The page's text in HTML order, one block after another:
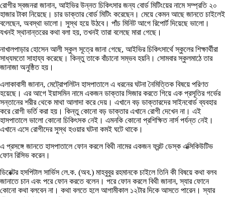
রোগীর স্বজনরা জানান, আইভির উন্নত চিকিৎসার জন্য বোর্ড মিটিংয়ের নামে সম্প্রতি ২০
হাজার টাকা নিয়েছে। চার ডাক্তার বোর্ড মিটিং করেছেন। মেয়ে কেমন আছে জানতে চাইলেই
বলেছেন, অবস্থা ভালো। সুস্থ হয়ে উঠবে। পাঁচ মিনিট আগে রিপোর্ট দিয়েছে ভালো।
যখনই স্থানান্তরের কথা বলা হয়, তখনই তারা বলেছে মারা গেছে।
নাখালপাড়ার হোসেন আলী স্কুল সূত্রে জানা গেছে, আইভির চিকিৎসার্থে স্কুলের শিক্ষার্থীরা
সাধ্যমতো সাহায্য করেছে। কিন্তু তাকে বাঁচানো সম্ভব হয়নি। সোমবার স্কুলমাঠে তার
জানাজা অনুষ্ঠিত হয়।
এলাকাবাসী জানান, মেট্রোপলিটন হাসপাতালে এ ধরনের ঘটনা নৈমিত্তিক বিষয়ে পরিণত
হয়েছে। এর আগে ইয়াসমিন নামে একজন ডাক্তার সিজার করতে গিয়ে এক প্রসূতির গর্ভের
সন্তানের শরীর থেকে মাথা আলাদা করে দেয়। এখানে বড় ডাক্তারদের সাইনবোর্ড ব্যবহার
করে রোগী ভর্তি করা হয়। কিন্তু কোনো বড় ডাক্তার এখানে রোগী দেখেন না। এই
হাসপাতালে ভালো কোনো চিকিৎসক নেই। এমনকি কোনো প্রশিক্ষিত নার্স পর্যন্ত নেই।
এখানে এসে রোগীদের সুস্থ হওয়ার ঘটনা কমই ঘটে থাকে।
এ প্রসঙ্গে জানতে হাসপাতালে ফোন করলে বিথী নামের একজন ফ্রন্ট ডেস্ক এক্সিকিউটিভ
ফোন রিসিভ করেন।
ডিরেক্টর হসপিটাল সার্ভিস লে.ক. (অব.) মাহবুবুর রহমানকে চাইলে তিনি কী বিষয়ে কথা বলব
জানাতে চান এবং পরে ফোন করতে বলেন। পরে ফোন করলে বিথী জানান, স্যার ফোনে
কোনো কথা বলবেন না। কথা বলতে হলে আগামীকাল ১২টার দিকে আসতে পারেন। স্যার